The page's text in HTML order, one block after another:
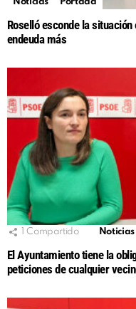
Roselló esconde la
endeuda más
Compartido Noticias
El Ayuntamiento tiene la
peticiones de cualquier